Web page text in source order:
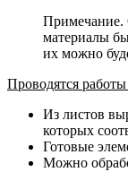
Примечание.
материалы
их можно
Проводятся работы
Из листов
которых
Готовые
Можно